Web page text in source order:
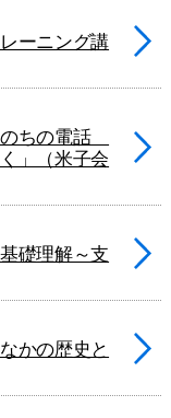
ーニング講
ちの電話
」（米子会
礎理解～支
かの歴史と